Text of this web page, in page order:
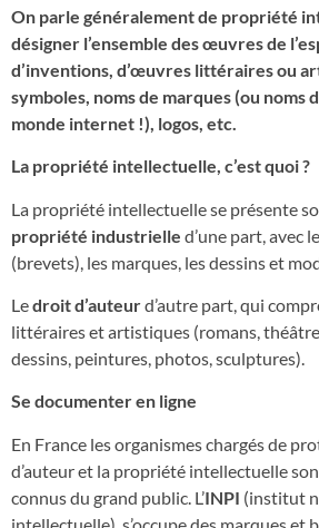
On parle généralement de propriété
désigner l’ensemble des œuvres de
d’inventions, d’œuvres littéraires ou
symboles, noms de marques (ou noms
monde internet !), logos, etc.
La propriété intellectuelle, c’est quoi ?
La propriété intellectuelle se présente
propriété industrielle d’une part, avec
(brevets), les marques, les dessins et
Ledroit d’auteurd’autre part, qui
littéraires et artistiques (romans,
dessins, peintures, photos, sculptures).
Se documenter en ligne
En France les organismes chargés de
d’auteur et la propriété intellectuelle
connus du grand public. L’INPI (institut